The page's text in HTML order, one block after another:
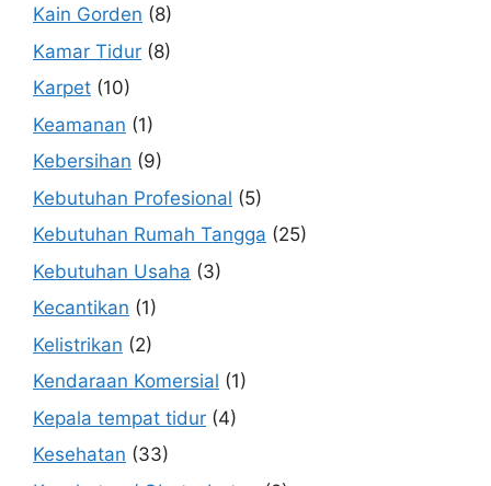
Kain Gorden (8)
Kamar Tidur (8)
Karpet (10)
Keamanan (1)
Kebersihan (9)
Kebutuhan Profesional (5)
Kebutuhan Rumah Tangga (25)
Kebutuhan Usaha (3)
Kecantikan (1)
Kelistrikan (2)
Kendaraan Komersial (1)
Kepala tempat tidur (4)
Kesehatan (33)